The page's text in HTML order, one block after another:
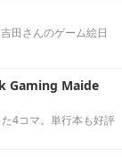
田さんのゲーム絵日
Gaming Maide
4コマ。単行本も好評